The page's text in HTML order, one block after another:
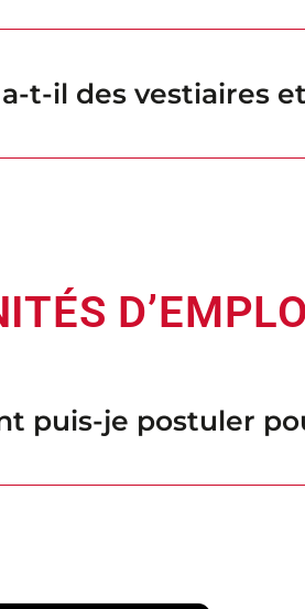
t-il des vestiaires
puis-je postuler